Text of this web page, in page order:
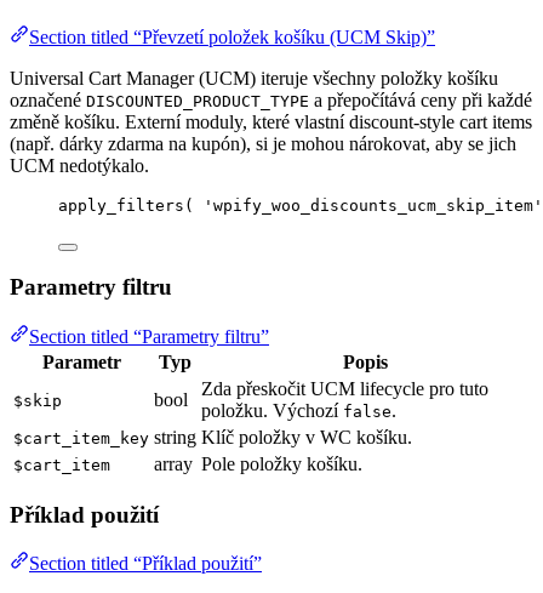
Section titled “Převzetí položek košíku (UCM Skip)”
Universal Cart Manager (UCM) iteruje všechny položky košíku
označené DISCOUNTED_PRODUCT_TYPE a přepočítává ceny při každé
změně košíku. Externí moduly, které vlastní discount-style cart items
(např. dárky zdarma na kupón), si je mohou nárokovat, aby se jich
UCM nedotýkalo.
apply_filters ( ' wpify_woo_discounts_ucm_skip_item '
Parametry filtru
Section titled “Parametry filtru”
Parametr
Typ Popis
$skip bool
Zda přeskočit UCM lifecycle pro tuto
položku. Výchozí false.
$cart_item_key string Klíč položky v WC košíku.
$cart_item array Pole položky košíku.
Příklad použití
Section titled “Příklad použití”